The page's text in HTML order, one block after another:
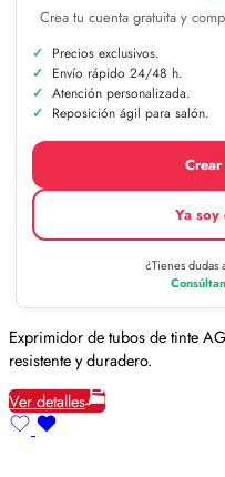
Crea tu cuenta gratuita y
Precios exclusivos.
Envío rápido 24/48 h.
Atención personalizada.
Reposición ágil para salón.
Ya soy
¿Tienes dudas
Exprimidor de tubos de tinte
resistente y duradero.
Ver detalles